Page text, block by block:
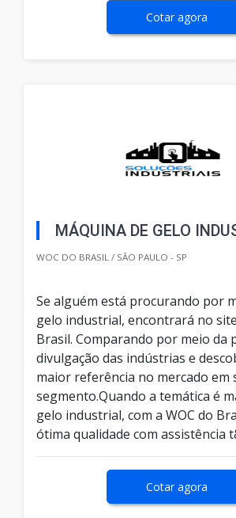
Cotar agora
MÁQUINA DE GELO
WOC DO BRASIL / SÃO PAULO - SP
Se alguém está procurando por
gelo industrial, encontrará no
Brasil. Comparando por meio da
divulgação das indústrias e
maior referência no mercado em
segmento.Quando a temática é
gelo industrial, com a WOC do
ótima qualidade com assistência
Cotar agora